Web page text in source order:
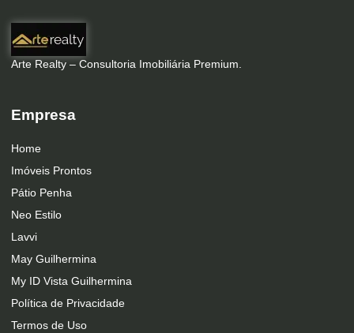
Arte Realty – Consultoria Imobiliária Premium.
Empresa
Home
Imóveis Prontos
Pátio Penha
Neo Estilo
Lavvi
May Guilhermina
My ID Vista Guilhermina
Política de Privacidade
Termos de Uso